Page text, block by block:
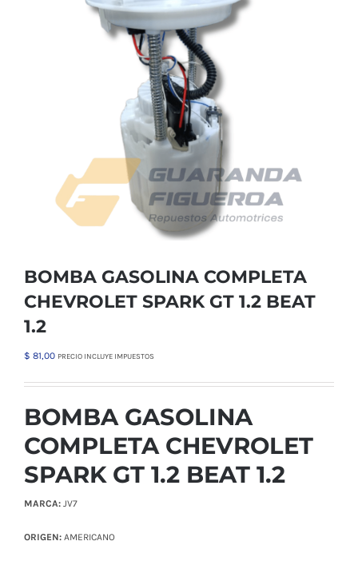
BOMBA GASOLINA COMPLETA
CHEVROLET SPARK GT 1.2 BEAT
1.2
$ 81,00 PRECIO INCLUYE IMPUESTOS
BOMBA GASOLINA
COMPLETA CHEVROLET
SPARK GT 1.2 BEAT 1.2
MARCA: JV7
ORIGEN: AMERICANO